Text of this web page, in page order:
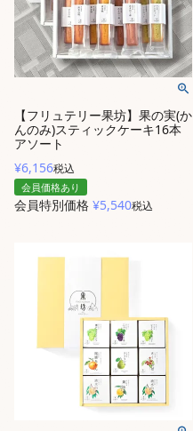
【フリュテリー果坊】果の実(か
んのみ)スティックケーキ16本
アソート
¥6,156税込
会員価格あり
会員特別価格 ¥5,540税込